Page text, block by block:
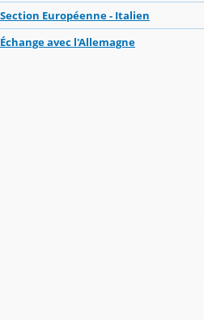
Section Européenne - Italien
Échange avec l'Allemagne